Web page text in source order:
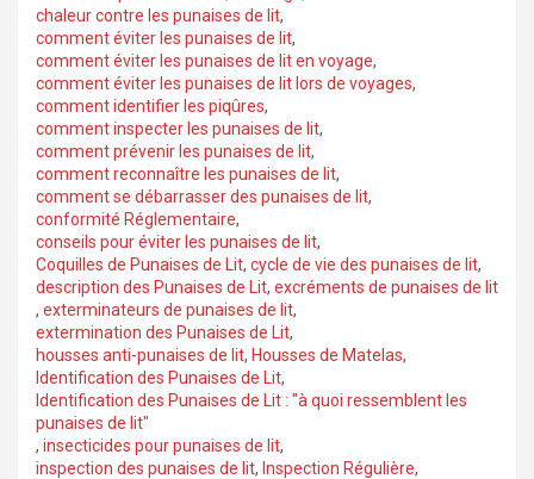
chaleur contre les punaises de lit,
comment éviter les punaises de lit,
comment éviter les punaises de lit en voyage,
comment éviter les punaises de lit lors de voyages,
comment identifier les piqûres,
comment inspecter les punaises de lit,
comment prévenir les punaises de lit,
comment reconnaître les punaises de lit,
comment se débarrasser des punaises de lit,
conformité Réglementaire,
conseils pour éviter les punaises de lit,
Coquilles de Punaises de Lit, cycle de vie des punaises de lit,
description des Punaises de Lit, excréments de punaises de lit
, exterminateurs de punaises de lit,
extermination des Punaises de Lit,
housses anti-punaises de lit, Housses de Matelas,
Identification des Punaises de Lit,
Identification des Punaises de Lit : "à quoi ressemblent les
punaises de lit"
, insecticides pour punaises de lit,
inspection des punaises de lit, Inspection Régulière,